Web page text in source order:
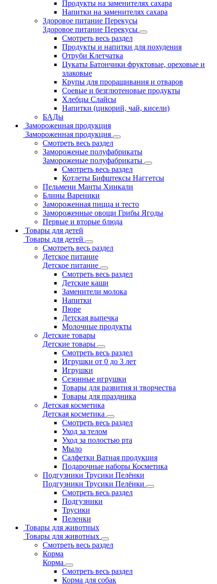
Продукты на заменителях сахара
Напитки на заменителях сахара
Здоровое питание Перекусы
Здоровое питание Перекусы
Смотреть весь раздел
Продукты и напитки для похудения
Отруби Клетчатка
Цукаты Батончики фруктовые, ореховые и
злаковые
Крупы для проращивания и отваров
Соевые и безглютеновые продукты
Хлебцы Слайсы
Напитки (цикорий, чай, кисели)
БАДы
Замороженная продукция
Замороженная продукция
Смотреть весь раздел
Замороженые полуфабрикаты
Замороженые полуфабрикаты
Смотреть весь раздел
Котлеты Бифштексы Наггетсы
Пельмени Манты Хинкали
Блины Вареники
Замороженная пицца и тесто
Замороженные овощи Грибы Ягоды
Первые и вторые блюда
Товары для детей
Товары для детей
Смотреть весь раздел
Детское питание
Детское питание
Смотреть весь раздел
Детские каши
Заменители молока
Напитки
Пюре
Детская выпечка
Молочные продукты
Детские товары
Детские товары
Смотреть весь раздел
Игрушки от 0 до 3 лет
Игрушки
Сезонные игрушки
Товары для развития и творчества
Товары для праздника
Детская косметика
Детская косметика
Смотреть весь раздел
Уход за телом
Уход за полостью рта
Мыло
Салфетки Ватная продукция
Подарочные наборы Косметика
Подгузники Трусики Пелёнки
Подгузники Трусики Пелёнки
Смотреть весь раздел
Подгузники
Трусики
Пеленки
Товары для животных
Товары для животных
Смотреть весь раздел
Корма
Корма
Смотреть весь раздел
Корма для собак